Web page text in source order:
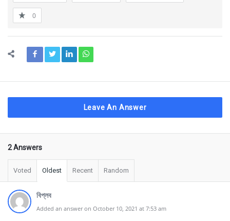
0
Leave An Answer
2 Answers
Voted Oldest Recent Random
বিপ্লব
Added an answer on October 10, 2021 at 7:53 am